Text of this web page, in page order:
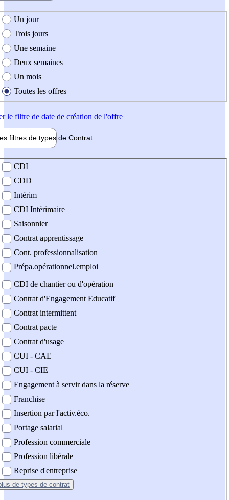
création de l'offre
Un jour
Trois jours
Une semaine
Deux semaines
Un mois
Toutes les offres
le filtre de date de création de l'offre
filtres de types de Contrat
contrat
CDI
CDD
Intérim
CDI Intérimaire
Saisonnier
Contrat apprentissage
Cont. professionnalisation
Prépa.opérationnel.emploi
CDI de chantier ou d'opération
Contrat d'Engagement Educatif
Contrat intermittent
Contrat pacte
Contrat d'usage
CUI - CAE
CUI - CIE
Engagement à servir dans la réserve
Franchise
Insertion par l'activ.éco.
Portage salarial
Profession commerciale
Profession libérale
Reprise d'entreprise
de types de contrat